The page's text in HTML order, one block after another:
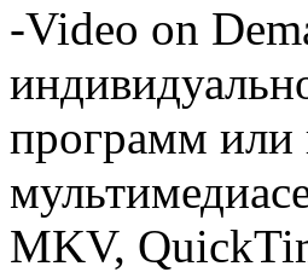
-Video on
программ или
MKV,